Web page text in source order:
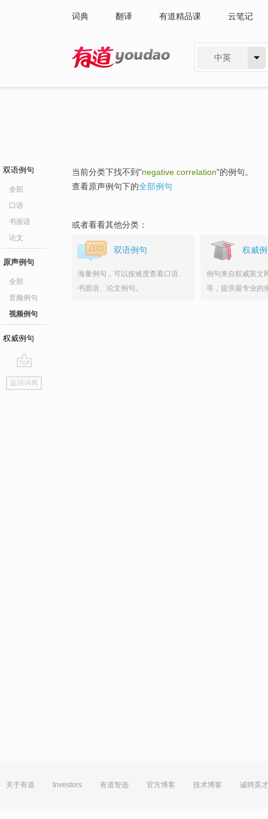
词典 翻译 有道精品课 云笔记
中英
双语例句
全部
口语
书面语
论文
原声例句
全部
音频例句
视频例句
权威例句
go
top
返回词典
当前分类下找不到"negative correlation"的例句。
查看原声例句下的全部例句
或者看看其他分类：
双语例句
海量例句，可以按难度查看口语、
书面语、论文例句。
权威
例句来自权威英文
等，提供最专业的
关于有道 Investors 有道智选 官方博客 技术博客 诚聘英才